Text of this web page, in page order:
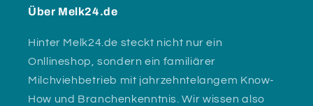
Über Melk24.de
Hinter Melk24.de steckt nicht nur ein
Onllineshop, sondern ein familiärer
Milchviehbetrieb mit jahrzehntelangem Know-
How und Branchenkenntnis. Wir wissen also